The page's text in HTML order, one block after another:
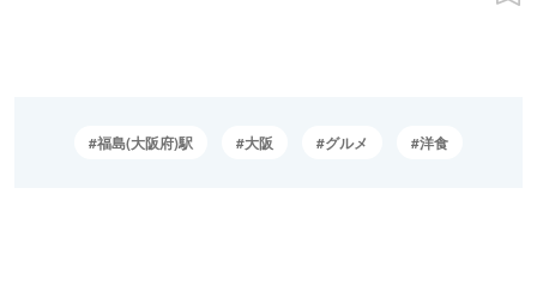
福島(大阪府)駅 大阪 グルメ 洋食